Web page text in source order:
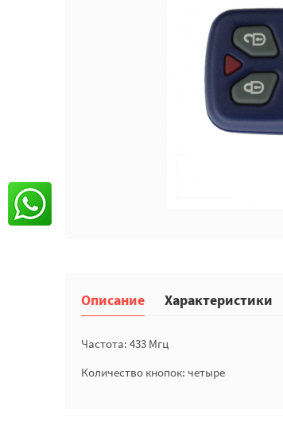
Описание Характеристики
Частота: 433 Мгц
Количество кнопок: четыре